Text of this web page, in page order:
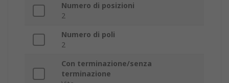
Numero di posizioni
2
Numero di poli
2
Con terminazione/senza
terminazione